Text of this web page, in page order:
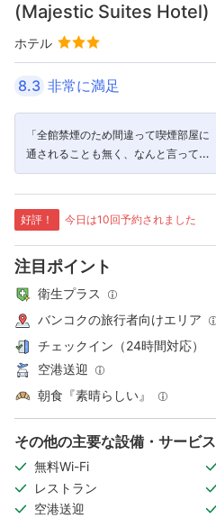
(Majestic Suites Hotel)
ホテル
8.3 非常に満足
「全館禁煙のため間違って喫煙部屋に
通されることも無く、なんと言っても
ナナプラまで5分もかからない立地は
最高です。」
好評！ 今日は10回予約されました
注目ポイント
衛生プラス
バンコクの旅行者向けエリア
チェックイン（24時間対応）
空港送迎
朝食『素晴らしい』
その他の主要な設備・サービス
無料Wi-Fi
レストラン
空港送迎